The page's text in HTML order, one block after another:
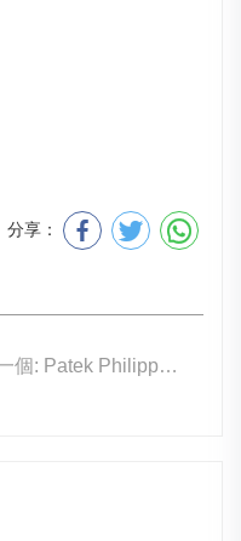
分享：
下一個: Patek Philippe 4946R-001